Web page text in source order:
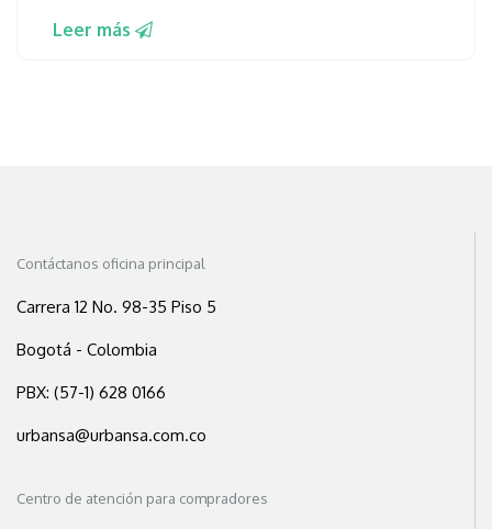
Leer más
Contáctanos oficina principal
Carrera 12 No. 98-35 Piso 5
Bogotá - Colombia
PBX: (57-1) 628 0166
urbansa@urbansa.com.co
Centro de atención para compradores